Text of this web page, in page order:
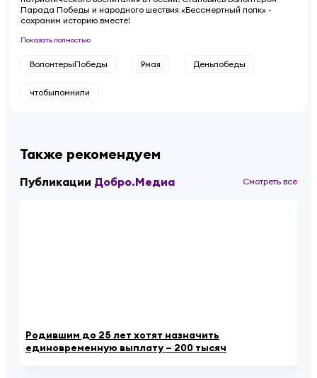
Парада Победы и народного шествия «Бессмертный полк» -
сохраним историю вместе!
Показать полностью
ВолонтерыПобеды 9мая Деньпобеды
чтобыпомнили
Также рекомендуем
Публикации Добро.Медиа Смотреть все
Родившим до 25 лет хотят назначить
единовременную выплату – 200 тысяч